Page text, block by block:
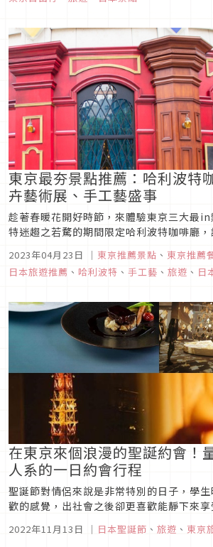
東京最夯景點推薦：哈利波特
卉藝術展、手工藝盛事
趁著春暖花開好時節，來體驗東京三大最
特迷趨之若騖的期間限定哈利波特咖啡廳
展；日本手工藝盛事「2023日本HOBBY
「尚未人知的手工藝」，尤其讓手作控為之
2023年04月23日 ｜ 東京推薦景點 、 東京推薦
日本旅遊推薦 、 哈利波特 、 手工藝 、 旅遊 、 日
在東京來個浪漫的聖誕約會！
人系的一日約會行程
聖誕節對情侶來說是非常特別的日子，學
歡的感覺，出社會之後卻更喜歡能靜下來
需要四處移動也能夠充分享受聖誕氣氛，是
2022年11月13日 ｜ 日本聖誕節 、 旅遊 、 東京